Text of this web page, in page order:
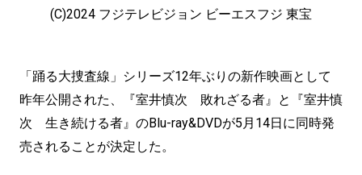
(C)2024 フジテレビジョン ビーエスフジ 東宝
「踊る大捜査線」シリーズ12年ぶりの新作映画として
昨年公開された、『室井慎次 敗れざる者』と『室井慎
次 生き続ける者』のBlu-ray&DVDが5月14日に同時発
売されることが決定した。